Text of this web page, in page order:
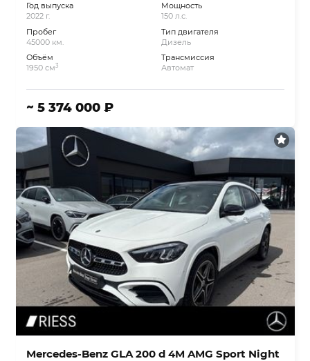
Год выпуска
2022 г.
Пробег
45000 км.
Объём
1950 см3
Мощность
150 л.с.
Тип двигателя
Дизель
Трансмиссия
Автомат
~ 5 374 000 ₽
Mercedes-Benz GLA 200 d 4M AMG Sport Night